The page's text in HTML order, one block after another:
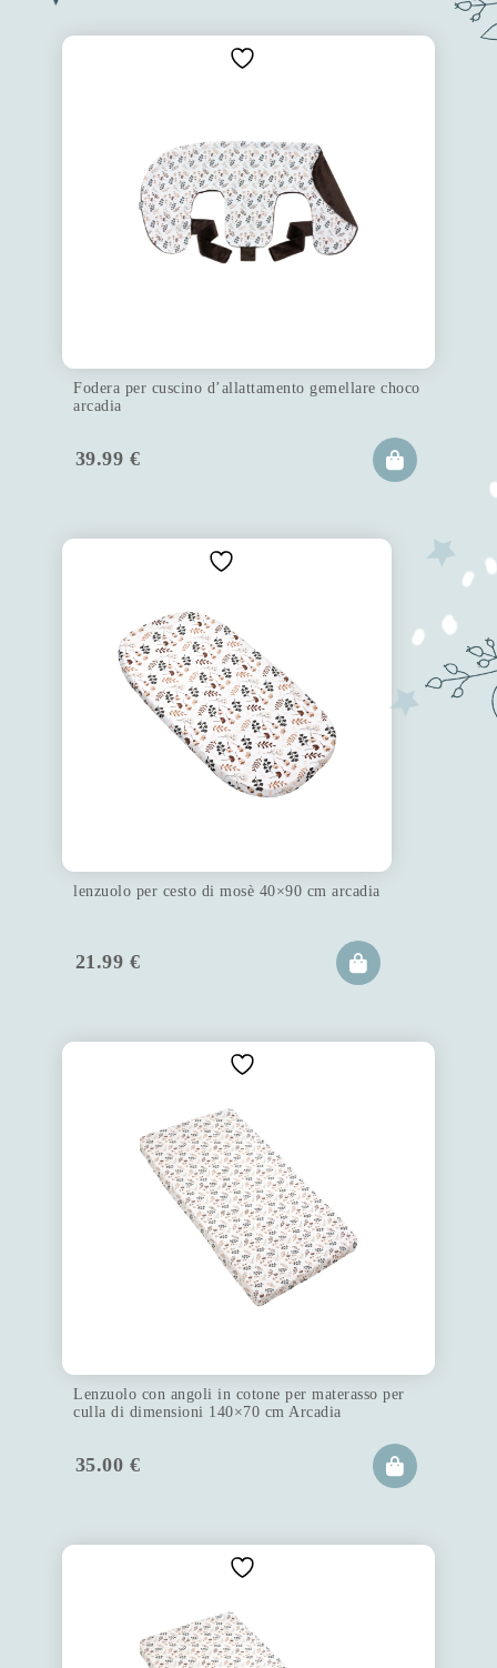
Fodera per cuscino d’allattamento gemellare choco
arcadia
39.99 €
lenzuolo per cesto di mosè 40×90 cm arcadia
21.99 €
Lenzuolo con angoli in cotone per materasso per
culla di dimensioni 140×70 cm Arcadia
35.00 €